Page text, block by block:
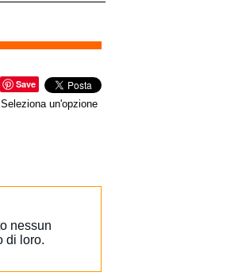
Save
Seleziona un'opzione